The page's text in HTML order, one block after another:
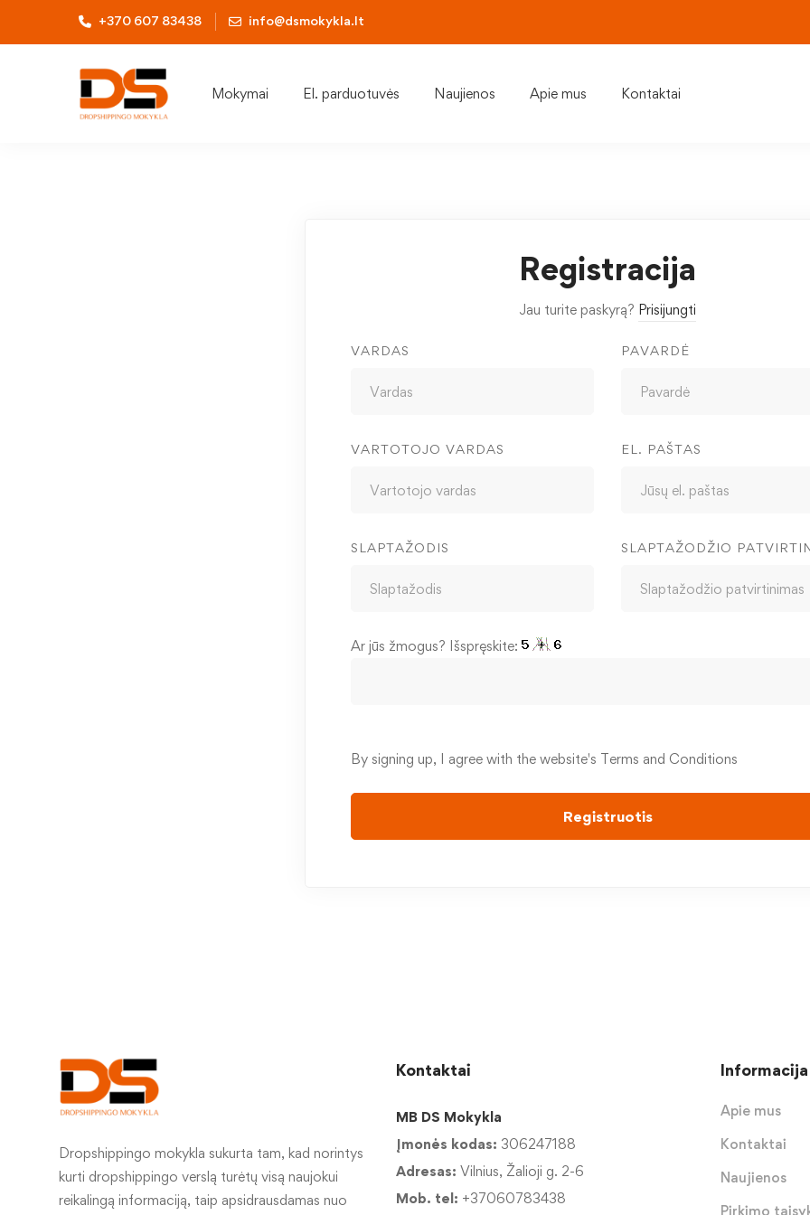
+370 607 83438 info@dsmokykla.lt
Mokymai El. parduotuvės Naujienos Apie mus Kontaktai
Registracija
Jau turite paskyrą? Prisijungti
VARDAS PAVARDĖ
VARTOTOJO VARDAS EL. PAŠTAS
SLAPTAŽODIS SLAPTAŽODŽIO
Ar jūs žmogus? Išspręskite:
By signing up, I agree with the website's Terms and Conditions
Registruotis
Dropshippingo mokykla sukurta tam, kad norintys
kurti dropshippingo verslą turėtų visą naujokui
reikalingą informaciją, taip apsidrausdamas nuo
Kontaktai
MB DS Mokykla
Įmonės kodas: 306247188
Adresas: Vilnius, Žalioji g. 2-6
Mob. tel: +37060783438
Informacija
Apie mus
Kontaktai
Naujienos
Pirkimo